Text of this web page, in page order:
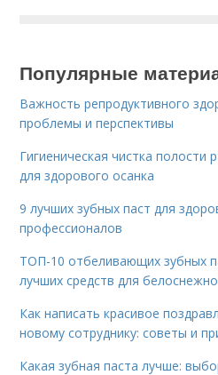
Популярные
Важность репродуктивного
проблемы и перспективы
Гигиеническая чистка полости
для здорового осанка
9 лучших зубных паст для
профессионалов
ТОП-10 отбеливающих зубных
лучших средств для
Как написать красивое
новому сотруднику: советы и
Какая зубная паста лучше: